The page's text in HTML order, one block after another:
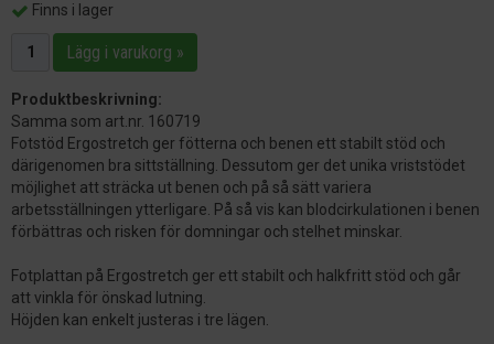
Finns i lager
Lägg i varukorg »
Produktbeskrivning:
Samma som art.nr. 160719
Fotstöd Ergostretch ger fötterna och benen ett stabilt stöd och
därigenomen bra sittställning. Dessutom ger det unika vriststödet
möjlighet att sträcka ut benen och på så sätt variera
arbetsställningen ytterligare. På så vis kan blodcirkulationen i benen
förbättras och risken för domningar och stelhet minskar.
Fotplattan på Ergostretch ger ett stabilt och halkfritt stöd och går
att vinkla för önskad lutning.
Höjden kan enkelt justeras i tre lägen.